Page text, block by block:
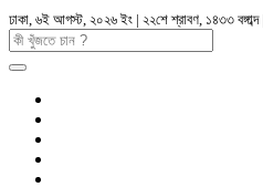
ঢাকা, ৬ই আগস্ট, ২০২৬ ইং | ২২শে শ্রাবণ, ১৪৩৩